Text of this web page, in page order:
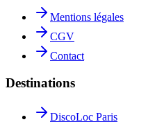
Mentions légales
CGV
Contact
Destinations
DiscoLoc Paris